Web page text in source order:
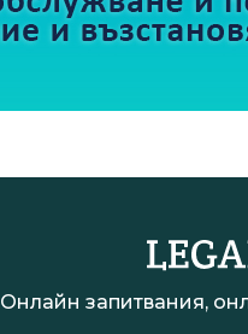
Онлайн запитвания,